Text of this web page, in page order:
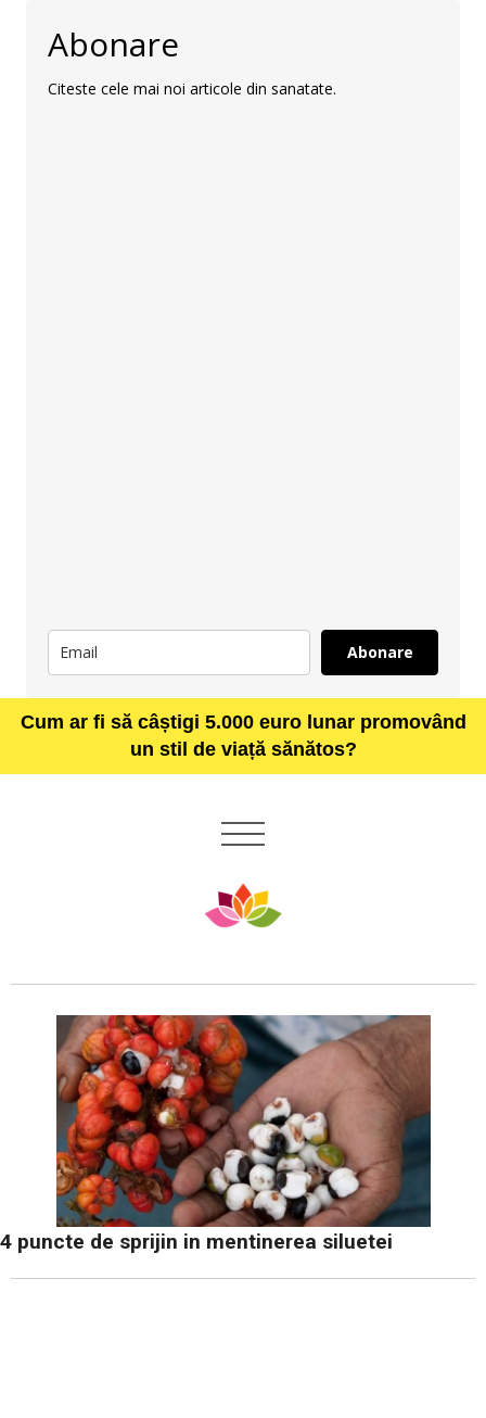
Abonare
Citeste cele mai noi articole din sanatate.
Abonare
Cum ar fi să câștigi 5.000 euro lunar promovând
un stil de viață sănătos?
4 puncte de sprijin in mentinerea siluetei